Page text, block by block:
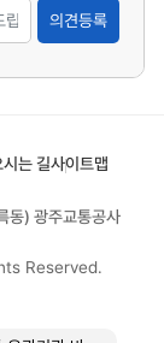
의견등록
는 길사이트맵
동) 광주교통공사
Reserved.